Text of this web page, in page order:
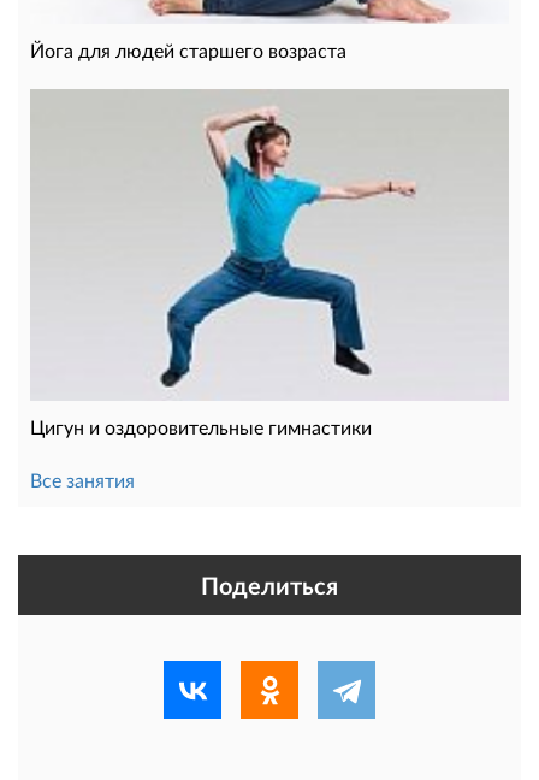
Йога для людей старшего возраста
Цигун и оздоровительные гимнастики
Все занятия
Поделиться